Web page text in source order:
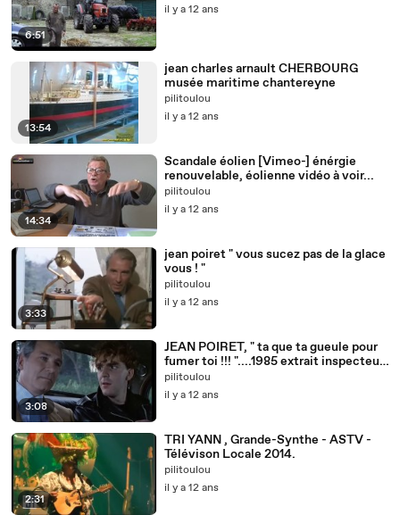
6:51
il y a 12 ans
13:54
jean charles arnault CHERBOURG
musée maritime chantereyne
pilitoulou
il y a 12 ans
14:34
Scandale éolien [Vimeo-] énérgie
renouvelable, éolienne vidéo à voir...
pilitoulou
il y a 12 ans
3:33
jean poiret " vous sucez pas de la glace
vous ! "
pilitoulou
il y a 12 ans
3:08
JEAN POIRET, " ta que ta gueule pour
fumer toi !!! "....1985 extrait inspecteur
lavardin
pilitoulou
il y a 12 ans
2:31
TRI YANN , Grande-Synthe - ASTV -
Télévison Locale 2014.
pilitoulou
il y a 12 ans